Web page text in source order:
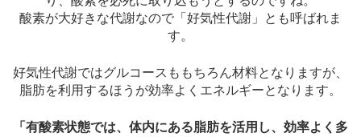
酸素が大好きな代謝なので「好気性代謝」とも呼ばれま
す。
好気性代謝ではグルコースももちろん材料となりますが、
脂肪を利用するほうが効率よくエネルギーとなります。
「有酸素状態では、体内にある脂肪を活用し、効率よく多